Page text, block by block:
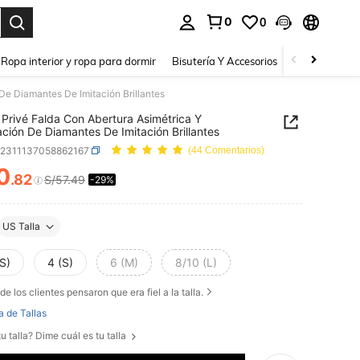
0 0
Ropa interior y ropa para dormir Bisutería Y Accesorios Zapatos
Diamantes De Imitación Brillantes
Privé Falda Con Abertura Asimétrica Y
De Diamantes De Imitación Brillantes
(44 Comentarios)
AND AVAILABILITY
.82 S/57.49 -29%
US Talla
4 (S) 6 (M) 8/10 (L)
de los clientes pensaron que era fiel a la talla.
de Tallas
talla? Dime cuál es tu talla